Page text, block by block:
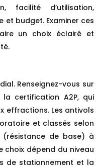
facilité d’utilisation,
budget. Examiner ces
un choix éclairé et
Renseignez-vous sur
certification A2P, qui
effractions. Les antivols
et classés selon
(résistance de base) à
choix dépend du niveau
de stationnement et la